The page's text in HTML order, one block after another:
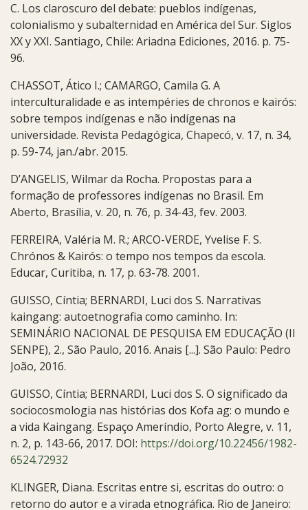
C. Los claroscuro del debate: pueblos indígenas,
colonialismo y subalternidad en América del Sur. Siglos
XX y XXI. Santiago, Chile: Ariadna Ediciones, 2016. p. 75-
96.
CHASSOT, Ático I.; CAMARGO, Camila G. A
interculturalidade e as intempéries de chronos e kairós:
sobre tempos indígenas e não indígenas na
universidade. Revista Pedagógica, Chapecó, v. 17, n. 34,
p. 59-74, jan./abr. 2015.
D’ANGELIS, Wilmar da Rocha. Propostas para a
formação de professores indígenas no Brasil. Em
Aberto, Brasília, v. 20, n. 76, p. 34-43, fev. 2003.
FERREIRA, Valéria M. R.; ARCO-VERDE, Yvelise F. S.
Chrónos & Kairós: o tempo nos tempos da escola.
Educar, Curitiba, n. 17, p. 63-78. 2001.
GUISSO, Cíntia; BERNARDI, Luci dos S. Narrativas
kaingang: autoetnografia como caminho. In:
SEMINÁRIO NACIONAL DE PESQUISA EM EDUCAÇÃO (II
SENPE), 2., São Paulo, 2016. Anais [...]. São Paulo: Pedro
João, 2016.
GUISSO, Cíntia; BERNARDI, Luci dos S. O significado da
sociocosmologia nas histórias dos Kofa ag: o mundo e
a vida Kaingang. Espaço Ameríndio, Porto Alegre, v. 11,
n. 2, p. 143-66, 2017. DOI: https://doi.org/10.22456/1982-
6524.72932
KLINGER, Diana. Escritas entre si, escritas do outro: o
retorno do autor e a virada etnográfica. Rio de Janeiro: